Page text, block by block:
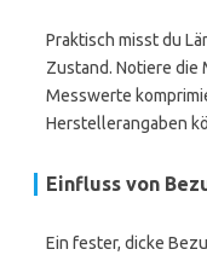
Praktisch misst du
Zustand. Notiere die
Messwerte
Herstellerangaben
Einfluss von
Ein fester, dicke